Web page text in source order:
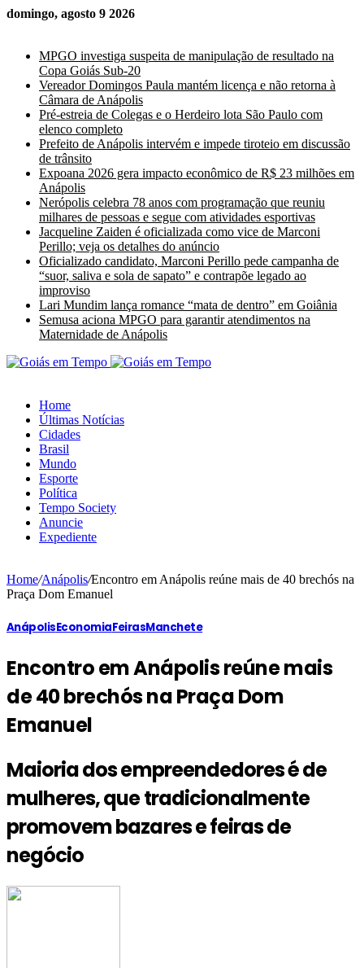
domingo, agosto 9 2026
MPGO investiga suspeita de manipulação de resultado na
Copa Goiás Sub-20
Vereador Domingos Paula mantém licença e não retorna à
Câmara de Anápolis
Pré-estreia de Colegas e o Herdeiro lota São Paulo com
elenco completo
Prefeito de Anápolis intervém e impede tiroteio em discussão
de trânsito
Expoana 2026 gera impacto econômico de R$ 23 milhões em
Anápolis
Nerópolis celebra 78 anos com programação que reuniu
milhares de pessoas e segue com atividades esportivas
Jacqueline Zaiden é oficializada como vice de Marconi
Perillo; veja os detalhes do anúncio
Oficializado candidato, Marconi Perillo pede campanha de
“suor, saliva e sola de sapato” e contrapõe legado ao
improviso
Lari Mundim lança romance “mata de dentro” em Goiânia
Semusa aciona MPGO para garantir atendimentos na
Maternidade de Anápolis
Home
Últimas Notícias
Cidades
Brasil
Mundo
Esporte
Política
Tempo Society
Anuncie
Expediente
Home/Anápolis/Encontro em Anápolis reúne mais de 40 brechós na
Praça Dom Emanuel
AnápolisEconomiaFeirasManchete
Encontro em Anápolis reúne mais
de 40 brechós na Praça Dom
Emanuel
Maioria dos empreendedores é de
mulheres, que tradicionalmente
promovem bazares e feiras de
negócio